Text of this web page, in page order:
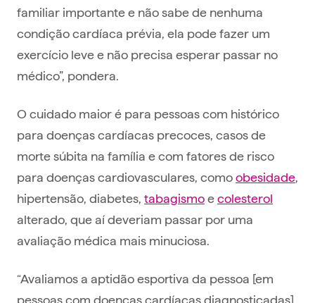
familiar importante e não sabe de nenhuma
condição cardíaca prévia, ela pode fazer um
exercício leve e não precisa esperar passar no
médico”, pondera.
O cuidado maior é para pessoas com histórico
para doenças cardíacas precoces, casos de
morte súbita na família e com fatores de risco
para doenças cardiovasculares, comoobesidade,
hipertensão, diabetes, tabagismoecolesterol
alterado, que aí deveriam passar por uma
avaliação médica mais minuciosa.
“Avaliamos a aptidão esportiva da pessoa [em
pessoas com doenças cardíacas diagnosticadas]